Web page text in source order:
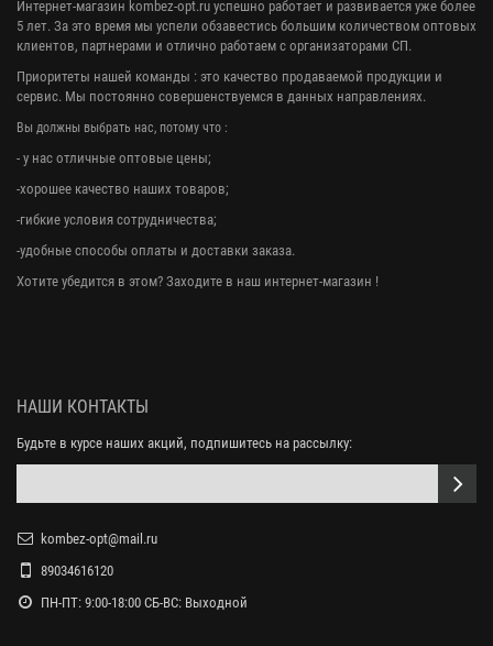
Интернет-магазин kombez-opt.ru успешно работает и развивается уже более
5 лет. За это время мы успели обзавестись большим количеством оптовых
клиентов, партнерами и отлично работаем с организаторами СП.
Приоритеты нашей команды : это качество продаваемой продукции и
сервис. Мы постоянно совершенствуемся в данных направлениях.
Вы должны выбрать нас, потому что :
- у нас отличные оптовые цены;
-хорошее качество наших товаров;
-гибкие условия сотрудничества;
-удобные способы оплаты и доставки заказа.
Хотите убедится в этом? Заходите в наш интернет-магазин !
НАШИ КОНТАКТЫ
Будьте в курсе наших акций, подпишитесь на рассылку:
kombez-opt@mail.ru
89034616120
ПН-ПТ: 9:00-18:00 СБ-ВС: Выходной